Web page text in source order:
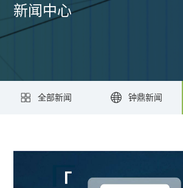
新闻中心
全部新闻 钟鼎新闻